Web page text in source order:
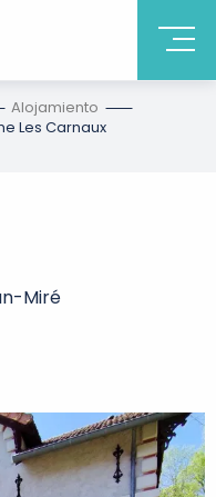
Alojamiento
Les Carnaux
Miré